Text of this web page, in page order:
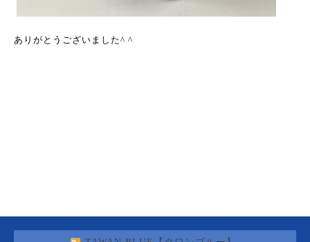
ありがとうございました^ ^